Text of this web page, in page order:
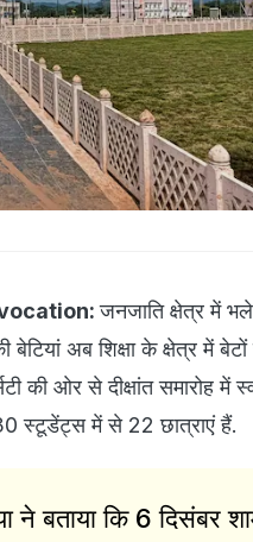
जनजाति क्षेत्र में
बेटियां अब शिक्षा के क्षेत्र में
की ओर से दीक्षांत समारोह में
स्टूडेंट्स में से 22 छात्राएं हैं.
ने बताया कि 6 दिसंबर